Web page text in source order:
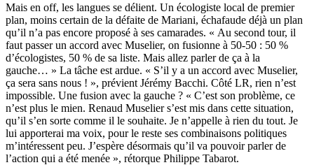
Mais en off, les langues se délient. Un écologiste local de premier
plan, moins certain de la défaite de Mariani, échafaude déjà un plan
qu’il n’a pas encore proposé à ses camarades. « Au second tour, il
faut passer un accord avec Muselier, on fusionne à 50-50 : 50 %
d’écologistes, 50 % de sa liste. Mais allez parler de ça à la
gauche… » La tâche est ardue. « S’il y a un accord avec Muselier,
ça sera sans nous ! », prévient Jérémy Bacchi. Côté LR, rien n’est
impossible. Une fusion avec la gauche ? « C’est son problème, ce
n’est plus le mien. Renaud Muselier s’est mis dans cette situation,
qu’il s’en sorte comme il le souhaite. Je n’appelle à rien du tout. Je
lui apporterai ma voix, pour le reste ses combinaisons politiques
m’intéressent peu. J’espère désormais qu’il va pouvoir parler de
l’action qui a été menée », rétorque Philippe Tabarot.